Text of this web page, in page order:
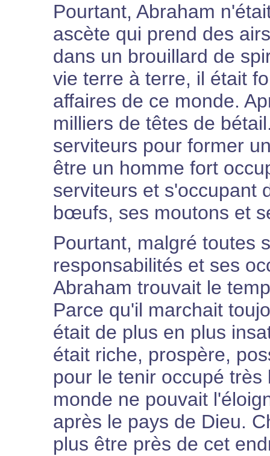
Pourtant, Abraham
ascète qui prend des
dans un brouillard de
vie terre à terre, il était
affaires de ce monde.
milliers de têtes de
serviteurs pour former
être un homme fort
serviteurs et s'occupant
bœufs, ses moutons et
Pourtant, malgré toutes
responsabilités et ses
Abraham trouvait le
Parce qu'il marchait
était de plus en plus
était riche, prospère,
pour le tenir occupé
monde ne pouvait
après le pays de Dieu.
plus être près de cet